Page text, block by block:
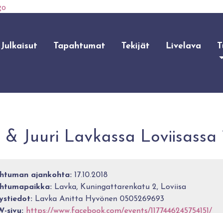
Julkaisut Tapahtumat Tekijät Livelava
& Juuri Lavkassa Loviisassa
ajankohta: 17.10.2018
Lavka, Kuningattarenkatu 2, Loviisa
Lavka Anitta Hyvönen 0505269693
sivu: https://www.facebook.com/events/1177446245754151/